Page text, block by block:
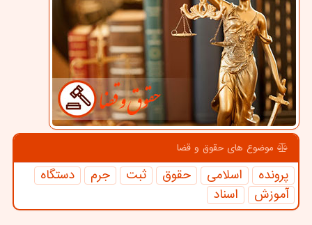
موضوع های حقوق و قضا
پرونده اسلامی حقوق ثبت جرم
دستگاه
آموزش
اسناد